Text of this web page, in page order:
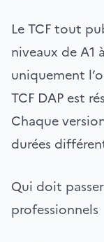
Le TCF tout
niveaux de A1
uniquement
TCF DAP est
Chaque
durées
Qui doit
professionnels